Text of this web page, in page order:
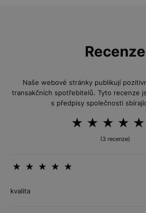
Recenze
Naše webové stránky publikují
transakčních spotřebitelů. Tyto recenze
s předpisy společnosti
(3 recenze)
kvalita